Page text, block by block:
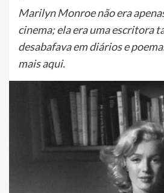
Marilyn Monroe não era
cinema; ela era uma escritora
desabafava em diários e
mais aqui.